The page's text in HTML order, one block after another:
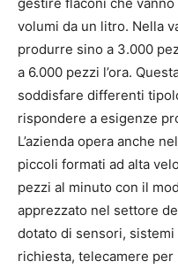
volumi da un litro. Nella
produrre sino a 3.000
a 6.000 pezzi l’ora.
soddisfare differenti
rispondere a esigenze
L’azienda opera anche
piccoli formati ad alta
pezzi al minuto con il
apprezzato nel settore
dotato di sensori,
richiesta, telecamere